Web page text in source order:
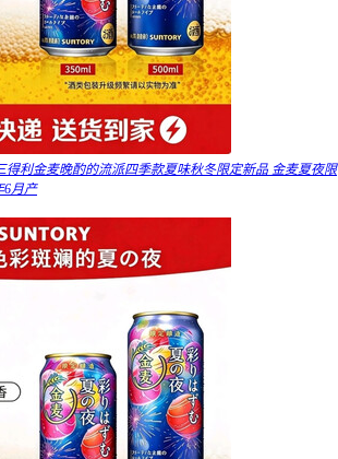
得利金麦晚酌的流派四季款夏味秋冬限定新品 金麦夏夜限
6月产